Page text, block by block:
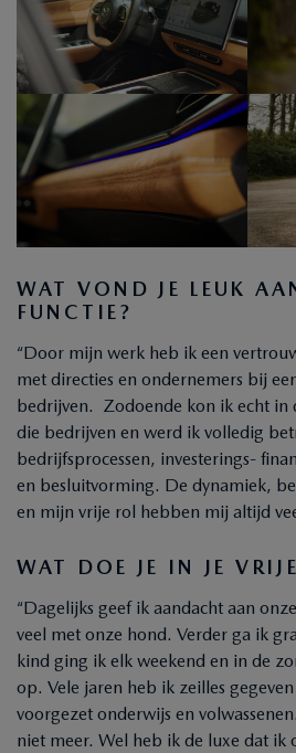
WAT VOND JE LEUK
FUNCTIE?
“Door mijn werk heb ik een
met directies en ondernemers bij
bedrijven. Zodoende kon ik echt in
die bedrijven en werd ik volledig
bedrijfsprocessen, investerings-
en besluitvorming. De dynamiek,
en mijn vrije rol hebben mij altijd
WAT DOE JE IN JE
“Dagelijks geef ik aandacht aan
veel met onze hond. Verder ga ik
kind ging ik elk weekend en in de
op. Vele jaren heb ik zeilles
voorgezet onderwijs en
niet meer. Wel heb ik de luxe dat ik